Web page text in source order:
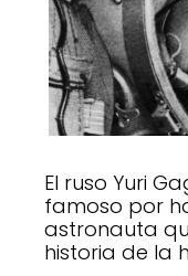
El ruso Yuri
famoso por
astronauta
historia de la